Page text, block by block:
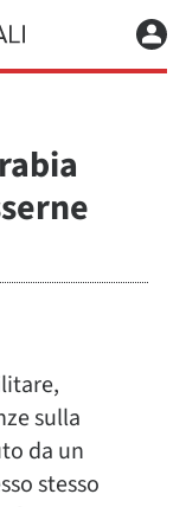
sulla
da un
stesso